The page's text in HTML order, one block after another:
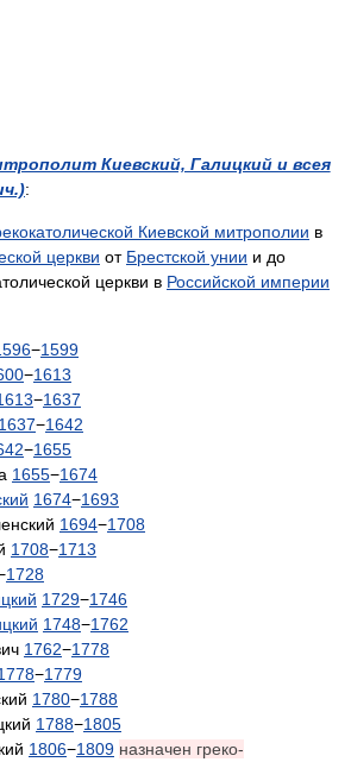
Киевский, Галицкий и всея
:
Киевской митрополии в
церкви от Брестской унии и до
церкви в Российской империи
−1599
−1613
−1637
1637−1642
−1655
1655−1674
1674−1693
1694−1708
1708−1713
1728
1729−1746
1748−1762
1762−1778
−1779
1780−1788
1788−1805
1806−1809 назначен греко-